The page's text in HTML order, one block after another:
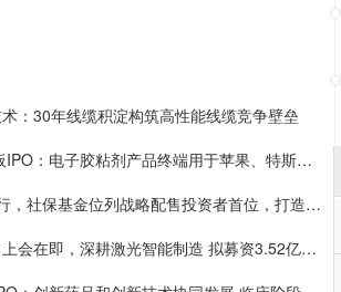
：30年线缆积淀构筑高性能线缆竞争壁垒
德聚技术拟创业板IPO：电子胶粘剂产品终端用于苹果、特斯拉，高端技术可媲美汉高、陶氏化学等巨头
宇树科技 IPO 发行，社保基金位列战略配售投资者首位，打造长效示范效应
森峰激光IPO明日上会在即，深耕激光智能制造 拟募资3.52亿元扩产增效